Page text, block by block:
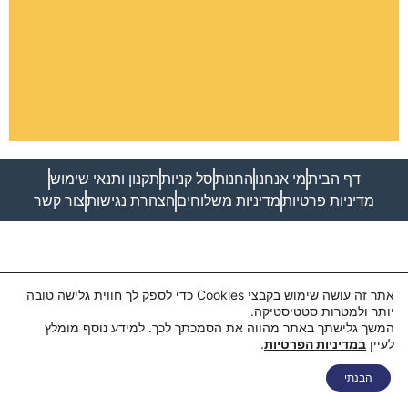
דף הביתמי אנחנו החנותסל קניותתקנון ותנאי שימוש
מדיניות פרטיותמדיניות משלוחים הצהרת נגישותצור קשר
אתר זה עושה שימוש בקבצי Cookies כדי לספק לך חווית גלישה טובה
יותר ולמטרות סטטיסטיקה.
המשך גלישתך באתר מהווה את הסמכתך לכך. למידע נוסף מומלץ
לעיין במדיניות הפרטיות.
הבנתי